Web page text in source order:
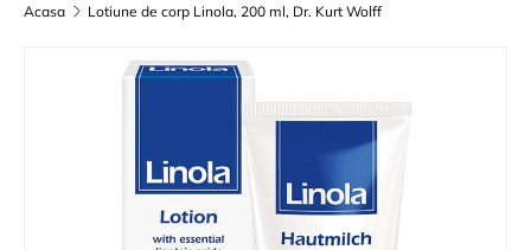
Acasa Lotiune de corp Linola, 200 ml, Dr. Kurt Wolff